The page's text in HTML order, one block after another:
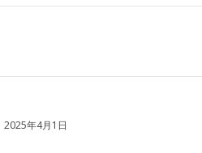
2025年4月1日